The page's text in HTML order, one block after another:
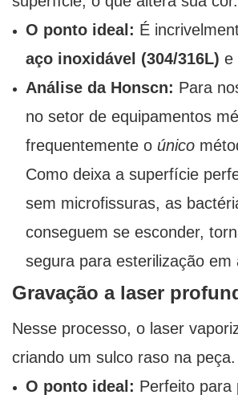
O ponto ideal: É
aço inoxidável (304/316L) e
Análise da Honscn: Para
no setor de equipamentos
frequentemente o único
Como deixa a superfície
sem microfissuras, as
conseguem se esconder,
segura para esterilização em
Gravação a laser
Nesse processo, o laser
criando um sulco raso na peça.
O ponto ideal: Perfeito para